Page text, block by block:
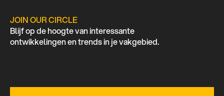
JOIN OUR CIRCLE
Blijf op de hoogte van interessante
ontwikkelingen en trends in je vakgebied.